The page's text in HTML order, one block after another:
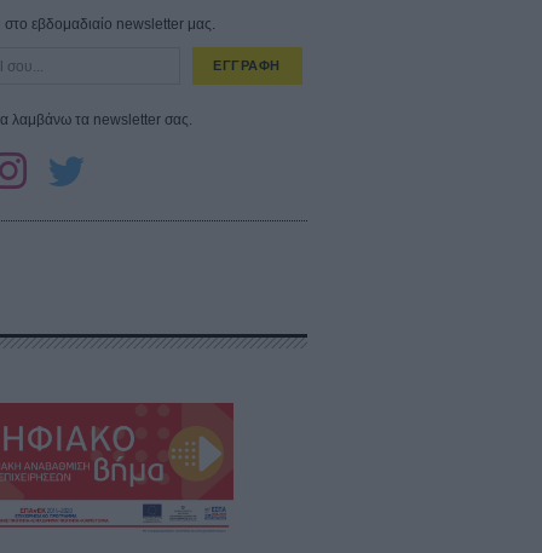
εβδομαδιαίο newsletter μας.
ΕΓΓΡΑΦΗ
λαμβάνω τα newsletter σας.